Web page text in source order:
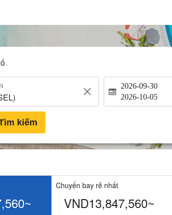
2026-09-30
2026-10-05
kiếm
Chuyến bay rẻ nhất
VND13,847,560~